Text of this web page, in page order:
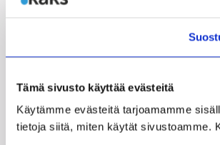
Tämä sivusto käyttää evästeitä
Käytämme evästeitä tarjoamamme
tietoja siitä, miten käytät sivustoamme.